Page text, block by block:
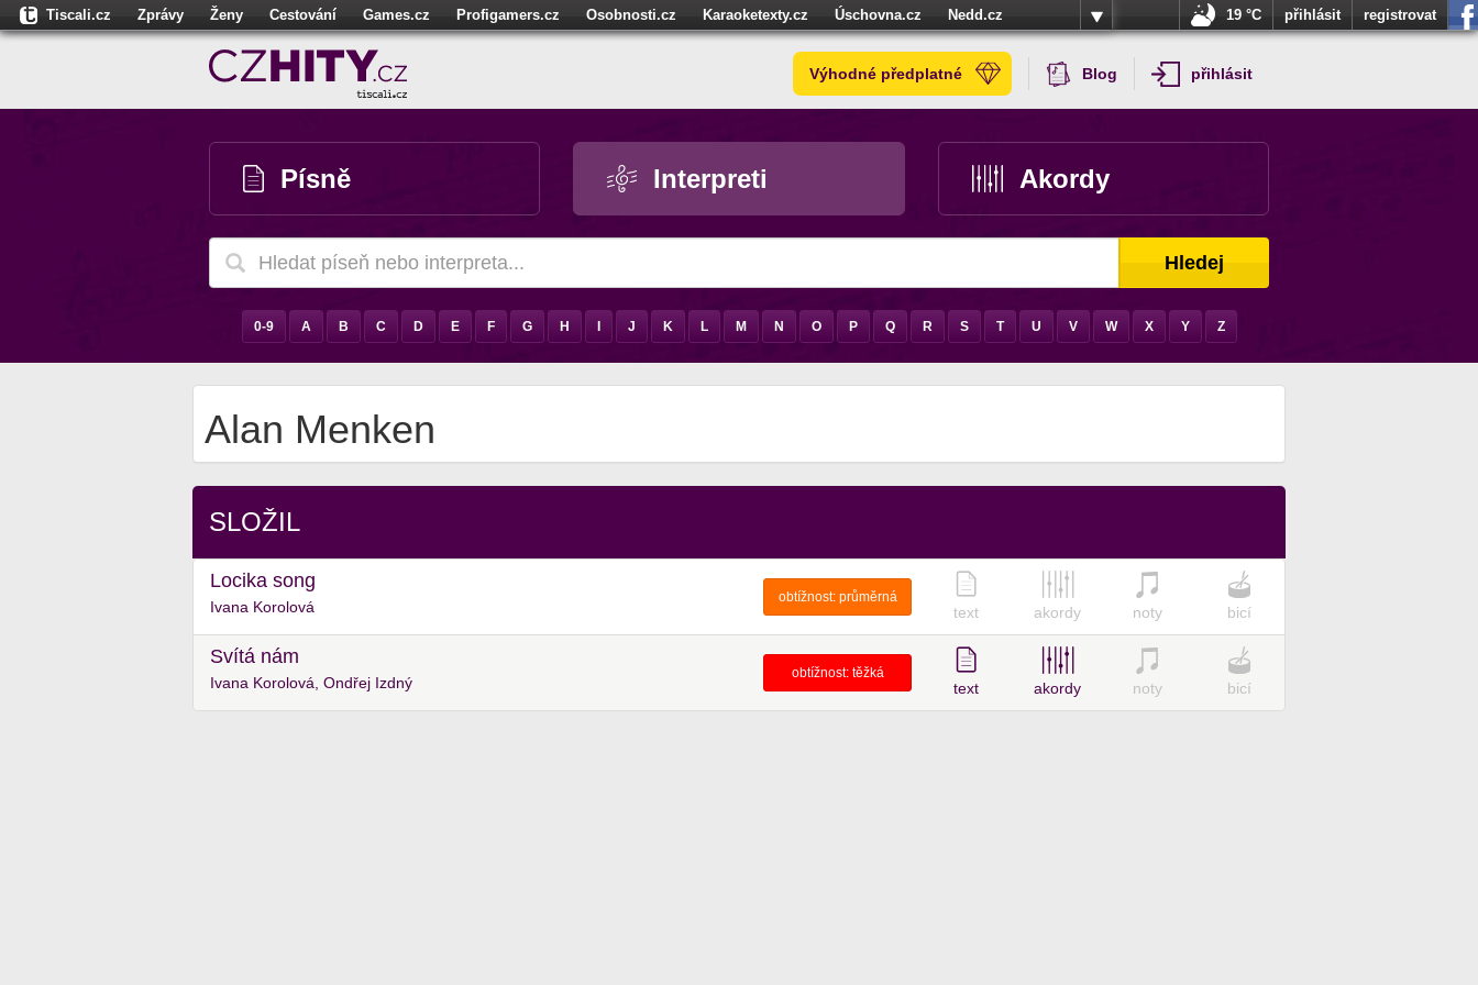
Tiscali.cz Zprávy Ženy Cestování Games.cz Profigamers.cz Osobnosti.cz Karaoketexty.cz Úschovna.cz
Nedd.cz
Sport Dokina.cz CZhity.cz
19 °C přihlásit registrovat
Výhodné předplatné Blog přihlásit
Písně Interpreti Akordy
Hledej
0-9 A B C D E F G H J K L M N O P Q R S T U V W X Y Z
Alan Menken
SLOŽIL
Locika song
Ivana Korolová
obtížnost: průměrná
text akordy noty bicí
Svítá nám
Ivana Korolová, Ondřej Izdný
obtížnost: těžká
text akordy noty bicí